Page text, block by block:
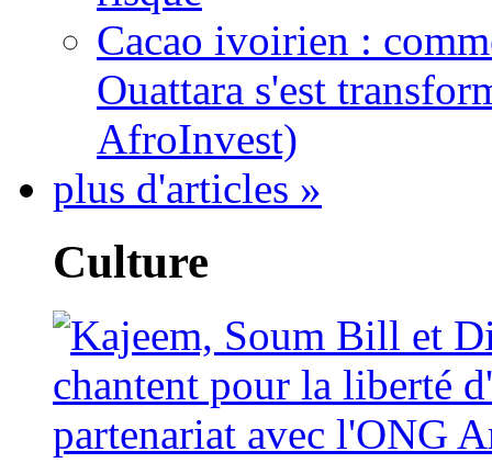
Cacao ivoirien :
Ouattara s'est
AfroInvest)
plus d'articles »
Culture